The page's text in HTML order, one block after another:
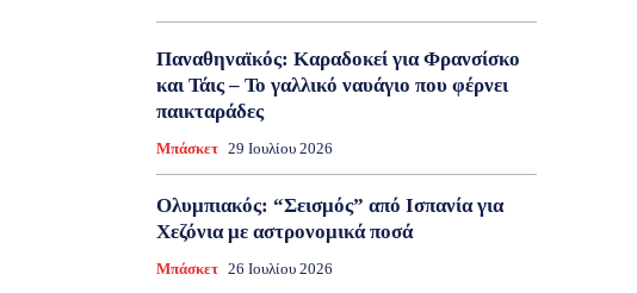
Παναθηναϊκός: Καραδοκεί για Φρανσίσκο
και Τάις – Το γαλλικό ναυάγιο που φέρνει
παικταράδες
Μπάσκετ 29 Ιουλίου 2026
Ολυμπιακός: “Σεισμός” από Ισπανία για
Χεζόνια με αστρονομικά ποσά
Μπάσκετ 26 Ιουλίου 2026